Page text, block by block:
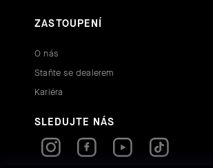
ZASTOUPENÍ
O nás
Staňte se dealerem
Kariéra
SLEDUJTE NÁS